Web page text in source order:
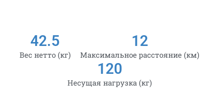
Вес нетто (кг)
42.5
Максимальное расстояние (км)
12
Несущая нагрузка (кг)
120